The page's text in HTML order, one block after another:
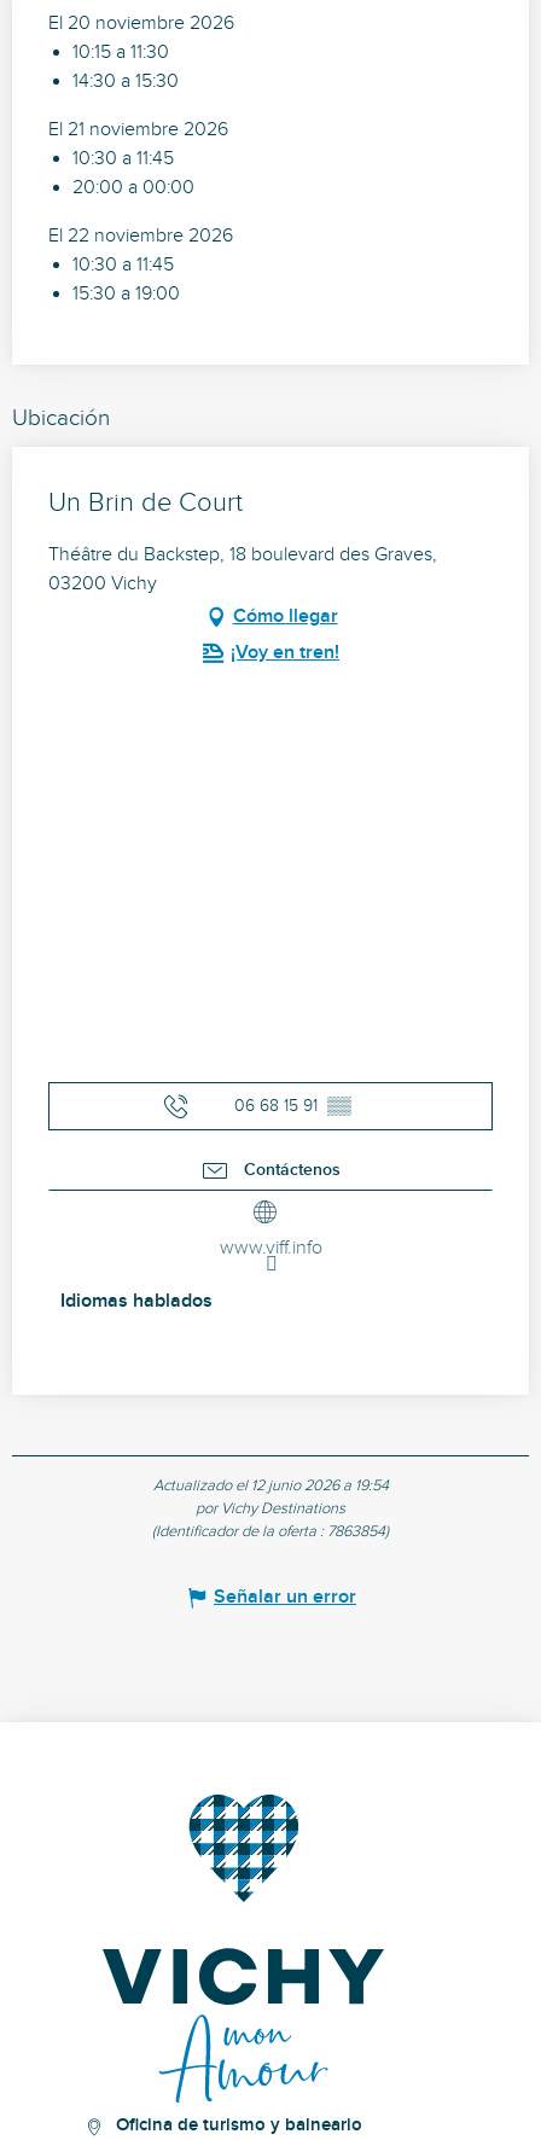
El 20 noviembre 2026
10:15 a 11:30
14:30 a 15:30
El 21 noviembre 2026
10:30 a 11:45
20:00 a 00:00
El 22 noviembre 2026
10:30 a 11:45
15:30 a 19:00
Ubicación
Un Brin de Court
Théâtre du Backstep, 18 boulevard des Graves,
03200 Vichy
Cómo llegar
¡Voy en tren!
06 68 15 91 ▒▒
Contáctenos
www.viff.info
Idiomas hablados
Idiomas hablados
Actualizado el 12 junio 2026 a 19:54
por Vichy Destinations
(Identificador de la oferta : 7863854)
Señalar un error
Oficina de turismo y balneario